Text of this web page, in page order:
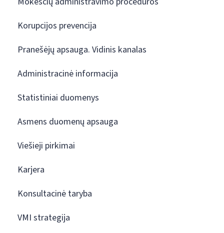
Korupcijos prevencija
Pranešėjų apsauga. Vidinis kanalas
Administracinė informacija
Statistiniai duomenys
Asmens duomenų apsauga
Viešieji pirkimai
Karjera
Konsultacinė taryba
VMI strategija